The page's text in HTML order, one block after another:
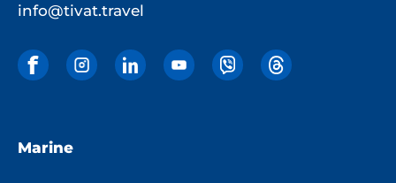
info@tivat.travel
Marine